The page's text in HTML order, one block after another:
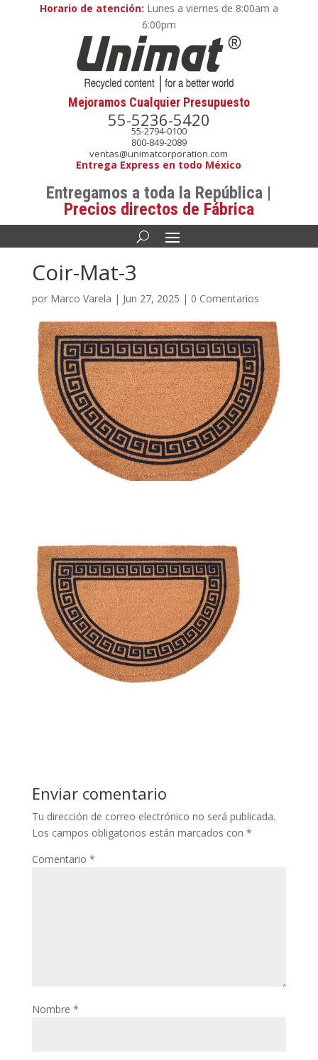
Horario de atención: Lunes a viernes de 8:00am a
6:00pm
Mejoramos Cualquier Presupuesto
55-5236-5420
55-2794-0100
800-849-2089
ventas@unimatcorporation.com
Entrega Express en todo México
Entregamos a toda la República |
Precios directos de Fábrica
Coir-Mat-3
por Marco Varela | Jun 27, 2025 | 0 Comentarios
Enviar comentario
Tu dirección de correo electrónico no será publicada.
Los campos obligatorios están marcados con *
Comentario *
Nombre *